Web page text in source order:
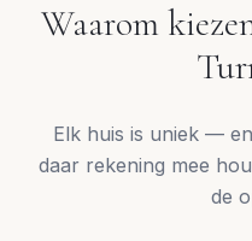
Waarom
Elk huis is uniek —
daar rekening mee
de